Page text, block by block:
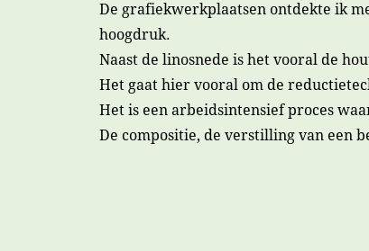
De grafiekwerkplaatsen ontdekte ik
hoogdruk.
Naast de linosnede is het vooral de
Het gaat hier vooral om de
Het is een arbeidsintensief proces
De compositie, de verstilling van een